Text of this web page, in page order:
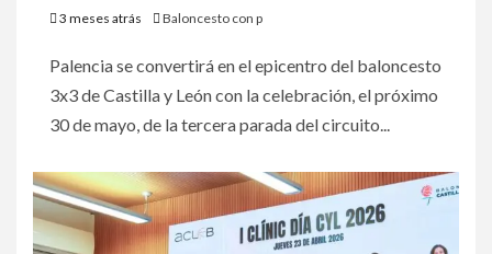
3 meses atrás Baloncesto con p
Palencia se convertirá en el epicentro del baloncesto
3x3 de Castilla y León con la celebración, el próximo
30 de mayo, de la tercera parada del circuito...